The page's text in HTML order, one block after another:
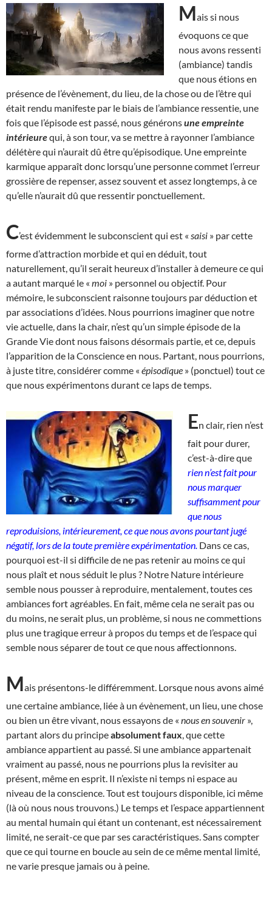
Mais si nous
évoquons ce que
nous avons ressenti
(ambiance) tandis
que nous étions en
présence de l’évènement, du lieu, de la chose ou de l’être qui
était rendu manifeste par le biais de l’ambiance ressentie, une
fois que l’épisode est passé, nous généronsune empreinte
intérieurequi, à son tour, va se mettre à rayonner l’ambiance
délétère qui n’aurait dû être qu’épisodique. Une empreinte
karmique apparaît donc lorsqu’une personne commet l’erreur
grossière de repenser, assez souvent et assez longtemps, à ce
qu’elle n’aurait dû que ressentir ponctuellement.
C’est évidemment le subconscient qui est « saisi » par cette
forme d’attraction morbide et qui en déduit, tout
naturellement, qu’il serait heureux d’installer à demeure ce qui
a autant marqué le « moi » personnel ou objectif. Pour
mémoire, le subconscient raisonne toujours par déduction et
par associations d’idées. Nous pourrions imaginer que notre
vie actuelle, dans la chair, n’est qu’un simple épisode de la
Grande Vie dont nous faisons désormais partie, et ce, depuis
l’apparition de la Conscience en nous. Partant, nous pourrions,
à juste titre, considérer comme « épisodique » (ponctuel) tout ce
que nous expérimentons durant ce laps de temps.
En clair, rien n’est
fait pour durer,
c’est-à-dire que
rien n’est fait pour
nous marquer
suffisamment pour
que nous
reproduisions, intérieurement, ce que nous avons pourtant jugé
négatif, lors de la toute première expérimentation. Dans ce cas,
pourquoi est-il si difficile de ne pas retenir au moins ce qui
nous plaît et nous séduit le plus ? Notre Nature intérieure
semble nous pousser à reproduire, mentalement, toutes ces
ambiances fort agréables. En fait, même cela ne serait pas ou
du moins, ne serait plus, un problème, si nous ne commettions
plus une tragique erreur à propos du temps et de l’espace qui
semble nous séparer de tout ce que nous affectionnons.
Mais présentons-le différemment. Lorsque nous avons aimé
une certaine ambiance, liée à un évènement, un lieu, une chose
ou bien un être vivant, nous essayons de « nous en souvenir »,
partant alors du principeabsolument faux , que cette
ambiance appartient au passé. Si une ambiance appartenait
vraiment au passé, nous ne pourrions plus la revisiter au
présent, même en esprit. Il n’existe ni temps ni espace au
niveau de la conscience. Tout est toujours disponible, ici même
(là où nous nous trouvons.) Le temps et l’espace appartiennent
au mental humain qui étant un contenant, est nécessairement
limité, ne serait-ce que par ses caractéristiques. Sans compter
que ce qui tourne en boucle au sein de ce même mental limité,
ne varie presque jamais ou à peine.